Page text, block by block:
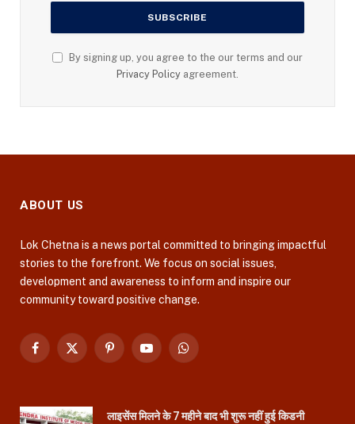
By signing up, you agree to the our terms and our
Privacy Policy agreement.
ABOUT US
Lok Chetna is a news portal committed to bringing impactful
stories to the forefront. We focus on social issues,
development and awareness to inform and inspire our
community toward positive change.
Facebook
X
PinterestYouTubeWhatsApp
लाइसेंस मिलने के 7 महीने बाद भी शुरू नहीं हुई किडनी